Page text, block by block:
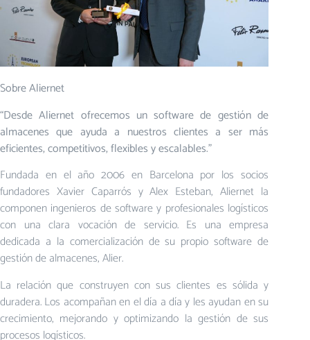
Sobre Aliernet
“Desde Aliernet ofrecemos un software de gestión de
almacenes que ayuda a nuestros clientes a ser más
eficientes, competitivos, flexibles y escalables.”
Fundada en el año 2006 en Barcelona por los socios
fundadores Xavier Caparrós y Alex Esteban, Aliernet la
componen ingenieros de software y profesionales logísticos
con una clara vocación de servicio. Es una empresa
dedicada a la comercialización de su propio software de
gestión de almacenes, Alier.
La relación que construyen con sus clientes es sólida y
duradera. Los acompañan en el día a día y les ayudan en su
crecimiento, mejorando y optimizando la gestión de sus
procesos logísticos.